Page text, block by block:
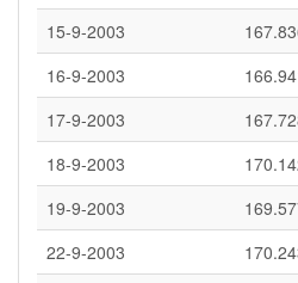
15-9-2003
16-9-2003
17-9-2003
18-9-2003
19-9-2003
22-9-2003